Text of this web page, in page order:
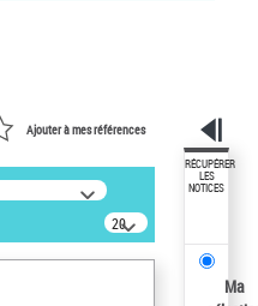
Ajouter à mes références
20
résultats/page
RÉCUPÉRER
LES
NOTICES
Ma